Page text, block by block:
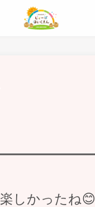
楽しかったね😊